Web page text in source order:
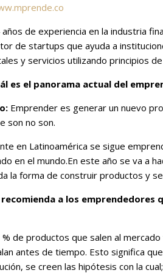
de experiencia en la industria
de startups que ayuda a
y servicios utilizando principios
es el panorama actual del
Emprender es generar un nuevo
son no son.
en Latinoamérica se sigue
en el mundo.En este año se va a
la forma de construir productos y
recomienda a los emprendedores
% de productos que salen al
antes de tiempo. Esto significa
se creen las hipótesis con la